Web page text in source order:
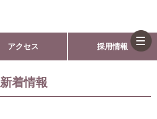
アクセス 採用情報
新着情報